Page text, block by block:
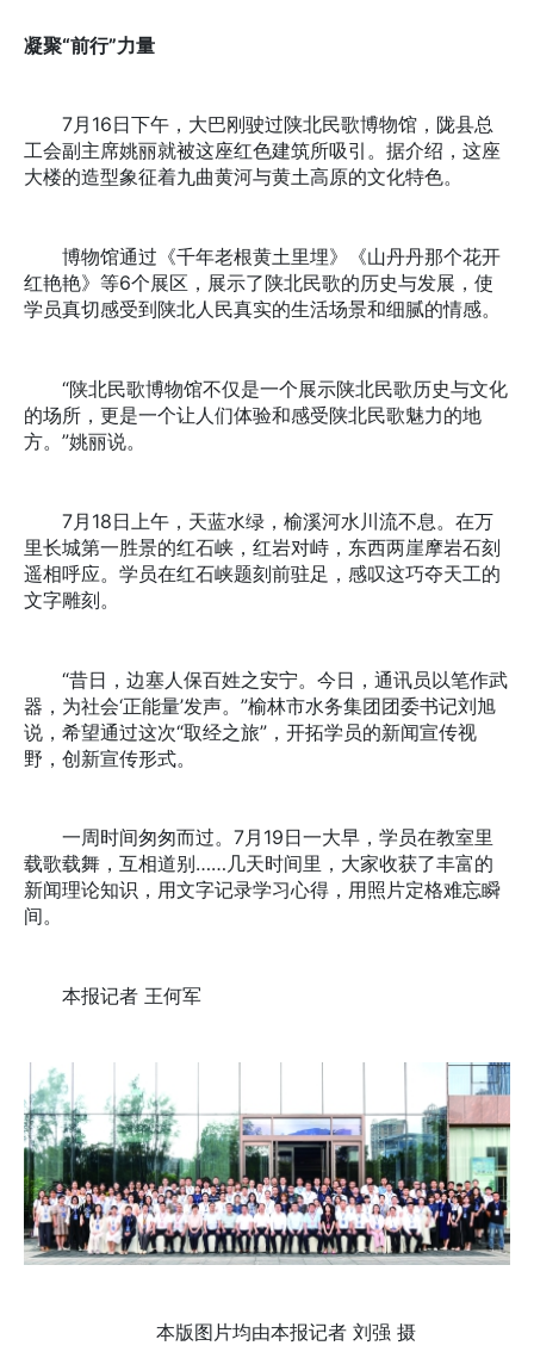
凝聚“前行”力量
7月16日下午，大巴刚驶过陕北民歌博物馆，陇县总
工会副主席姚丽就被这座红色建筑所吸引。据介绍，这座
大楼的造型象征着九曲黄河与黄土高原的文化特色。
博物馆通过《千年老根黄土里埋》《山丹丹那个花开
红艳艳》等6个展区，展示了陕北民歌的历史与发展，使
学员真切感受到陕北人民真实的生活场景和细腻的情感。
“陕北民歌博物馆不仅是一个展示陕北民歌历史与文化
的场所，更是一个让人们体验和感受陕北民歌魅力的地
方。”姚丽说。
7月18日上午，天蓝水绿，榆溪河水川流不息。在万
里长城第一胜景的红石峡，红岩对峙，东西两崖摩岩石刻
遥相呼应。学员在红石峡题刻前驻足，感叹这巧夺天工的
文字雕刻。
“昔日，边塞人保百姓之安宁。今日，通讯员以笔作武
器，为社会‘正能量’发声。”榆林市水务集团团委书记刘旭
说，希望通过这次“取经之旅”，开拓学员的新闻宣传视
野，创新宣传形式。
一周时间匆匆而过。7月19日一大早，学员在教室里
载歌载舞，互相道别……几天时间里，大家收获了丰富的
新闻理论知识，用文字记录学习心得，用照片定格难忘瞬
间。
本报记者 王何军
本版图片均由本报记者 刘强 摄